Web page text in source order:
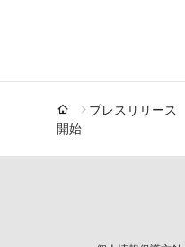
プレスリリース
開始